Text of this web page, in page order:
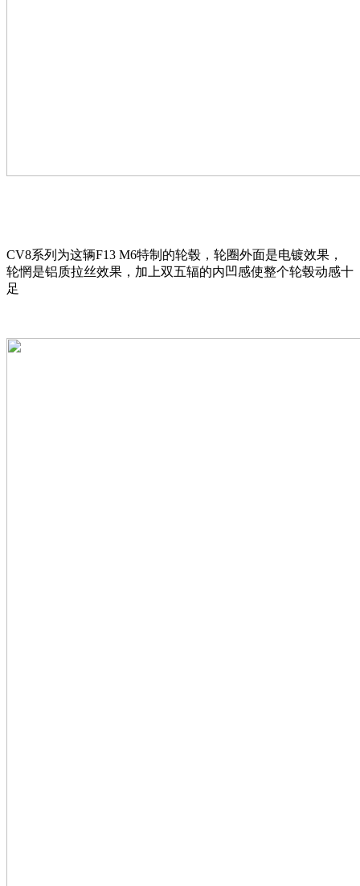
CV8系列为这辆F13 M6特制的轮毂，轮圈外面是电镀效果，
轮惘是铝质拉丝效果，加上双五辐的内凹感使整个轮毂动感十
足